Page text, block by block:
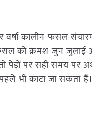
वर्षा कालीन फसल
को क्रमश जुन जुलाई
पेड़ों पर सही समय
भी काटा जा सकता हैं।